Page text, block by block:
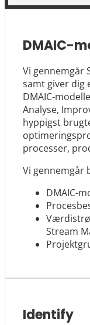
DMAIC-
Vi gennemgår
samt giver dig
DMAIC-
Analyse,
hyppigst
processer,
Vi gennemgår
DMAIC-
Stream
Identify